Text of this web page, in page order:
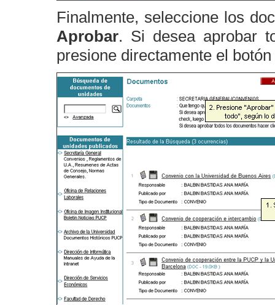
Finalmente, seleccione los
Aprobar. Si desea aprobar
presione directamente el botón